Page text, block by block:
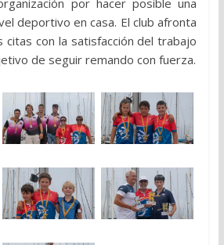
deportivo en casa. El club afronta
citas con la satisfacción del trabajo
de seguir remando con fuerza.